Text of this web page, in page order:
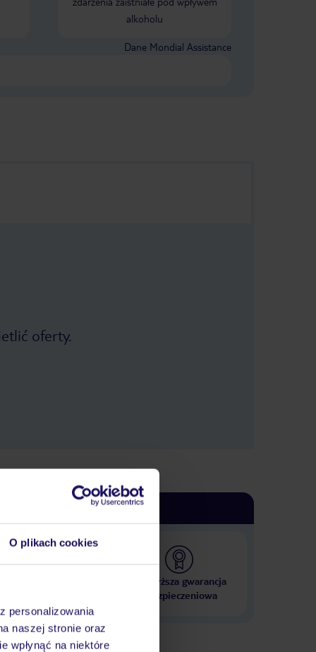
O plikach cookies
personalizowania
naszej stronie oraz
wpłynąć na niektóre
wszystko.
alkoholu
Dane Mondial Assistance
oferty.
Najwyższa gwarancja
ubezpieczeniowa